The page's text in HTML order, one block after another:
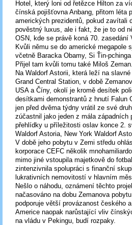
Hotel, který loni od řetězce Hilton za
čínská pojišťovna Anbang, přitom léta
amerických prezidentů, pokud zavítali
pověstný luxus, ale i fakt, že je to od
OSN, kde se právě koná 70. zasedání
Kvůli němu se do americké megapole
včetně Baracka Obamy, Si Ťin-
Přijel tam kvůli tomu také Miloš Zeman.
Na Waldorf Astorii, která leží na
Grand Central Station, v době
USA a Číny, okolí je kromě desítek
desítkami demonstrantů z hnutí Falun
jen před dvěma týdny vrátil ze své
zúčastnil jako jeden z mála západních
přehlídky u příležitosti oslav konce 2.
Waldorf Astoria, New York Waldorf
V době jeho pobytu v Zemi středu
korporace CEFC několik
mimo jiné vstoupila majetkově do
zintenzivnila spolupráci s finanční
lukrativních nemovitostí v hlavním
Nešlo o náhodu, oznámení těchto
načasováno na dobu Zemanova
podporuje větší provázanost českého
Americe naopak narůstající vliv
na vládu v Pekingu, budí rozpaky.